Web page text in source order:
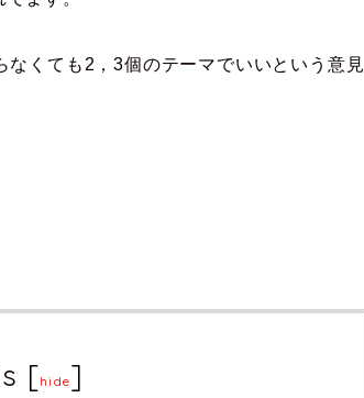
くても2，3個のテーマでいいという意見
[hide]